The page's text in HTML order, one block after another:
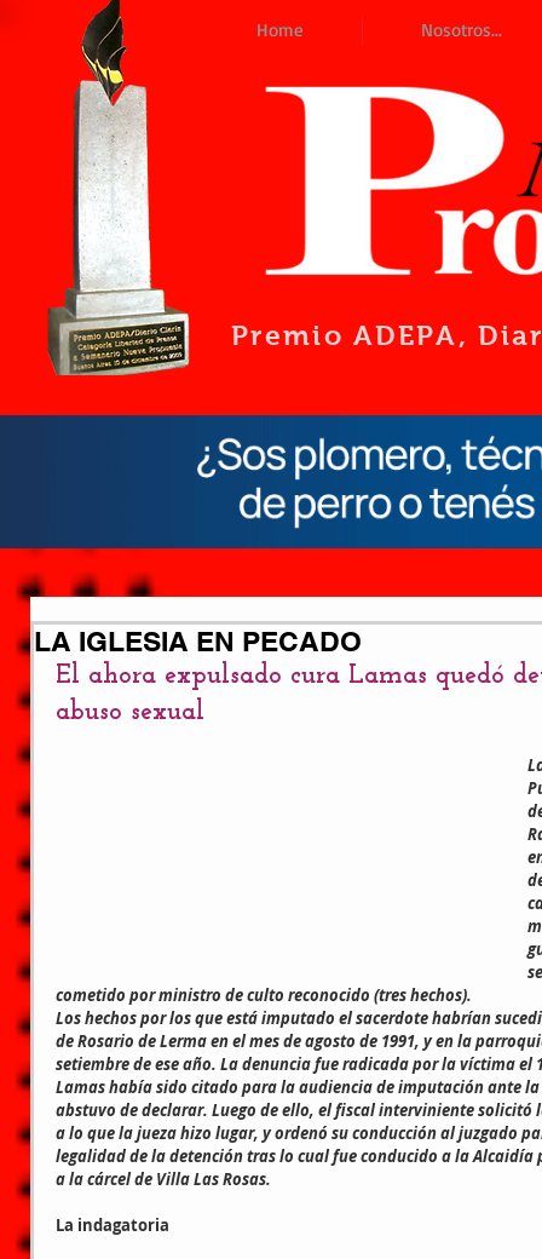
Home Nosotros...
Premio ADEPA,
LA IGLESIA EN PECADO
El ahora expulsado cura Lamas quedó
abuso sexual
cometido por ministro de culto reconocido (tres hechos).
Los hechos por los que está imputado el sacerdote habrían
de Rosario de Lerma en el mes de agosto de 1991, y en la
setiembre de ese año. La denuncia fue radicada por la víctima el
Lamas había sido citado para la audiencia de imputación ante la
abstuvo de declarar. Luego de ello, el fiscal interviniente
a lo que la jueza hizo lugar, y ordenó su conducción al juzgado
legalidad de la detención tras lo cual fue conducido a la
a la cárcel de Villa Las Rosas.
La indagatoria